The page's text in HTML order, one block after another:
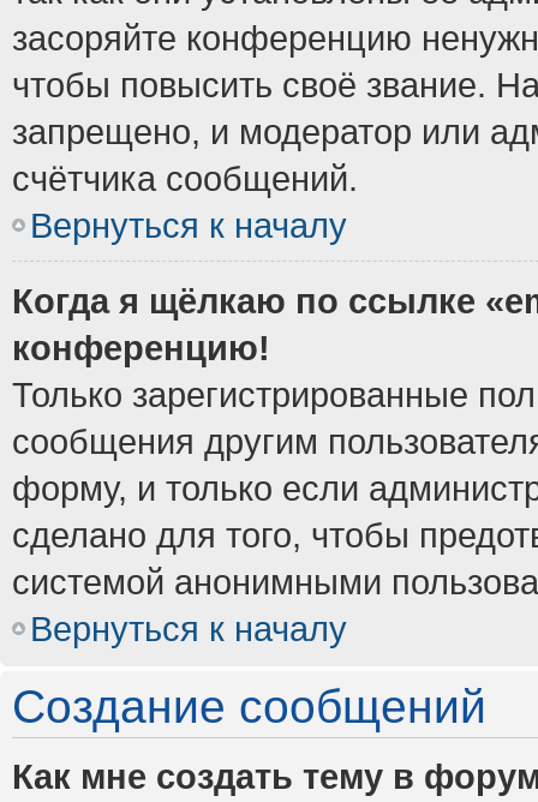
засоряйте конференцию
чтобы повысить своё звание.
запрещено, и модератор или
счётчика сообщений.
Вернуться к началу
Когда я щёлкаю по ссылке
конференцию!
Только зарегистрированные
сообщения другим
форму, и только если
сделано для того, чтобы
системой анонимными
Вернуться к началу
Создание сообщений
Как мне создать тему в